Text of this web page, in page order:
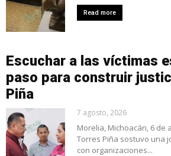
Read more
Escuchar a las víctimas
paso para construir
Piña
7 agosto, 2026
Morelia, Michoacán, 6 de
Torres Piña sostuvo una
con organizaciones...